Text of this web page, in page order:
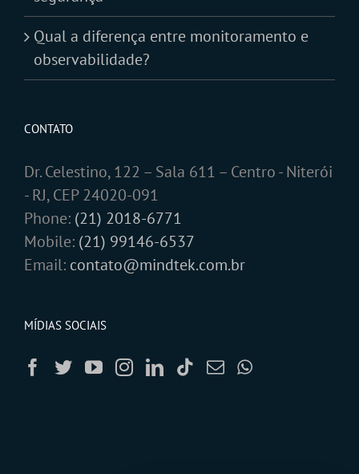
Qual a diferença entre monitoramento e
observabilidade?
CONTATO
Dr. Celestino, 122 – Sala 611 – Centro - Niterói
- RJ, CEP 24020-091
Phone: (21) 2018-6771
Mobile: (21) 99146-6537
Email: contato@mindtek.com.br
MÍDIAS SOCIAIS